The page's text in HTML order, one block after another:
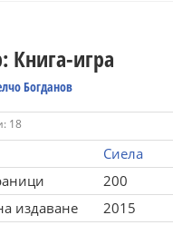
Книга-игра
Богданов
18
Сиела
200
издаване
2015